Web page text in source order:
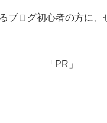
ブログ初心者の方に、
「PR」